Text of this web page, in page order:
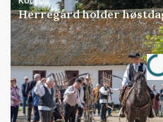
Herregård holder